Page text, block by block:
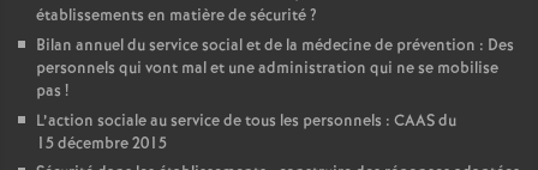
établissements en matière de sécurité?
Bilan annuel du service social et de la médecine de prévention : Des
personnels qui vont mal et une administration qui ne se mobilise
pas !
L’action sociale au service de tous les personnels : CAAS du
15 décembre 2015